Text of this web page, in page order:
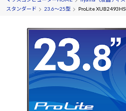
スタンダード
23.6～25型 ProLite